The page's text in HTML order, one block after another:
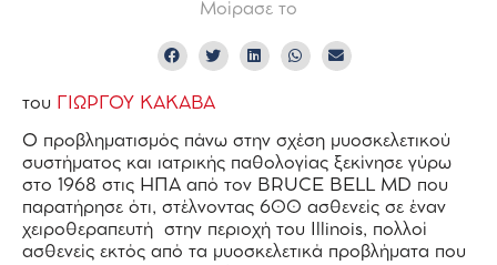
Μοίρασε το
του ΓΙΩΡΓΟΥ ΚΑΚΑΒΑ
Ο προβληματισμός πάνω στην σχέση μυοσκελετικού
συστήματος και ιατρικής παθολογίας ξεκίνησε γύρω
στο 1968 στις ΗΠΑ από τον BRUCE BELL MD που
παρατήρησε ότι, στέλνοντας 600 ασθενείς σε έναν
χειροθεραπευτή στην περιοχή του Illinois, πολλοί
ασθενείς εκτός από τα μυοσκελετικά προβλήματα που